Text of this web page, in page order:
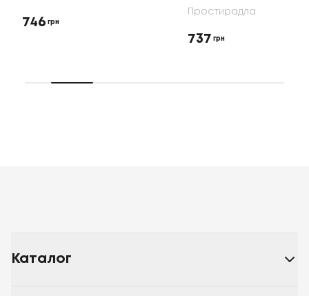
746 грн
Простирадла
737 грн
Каталог